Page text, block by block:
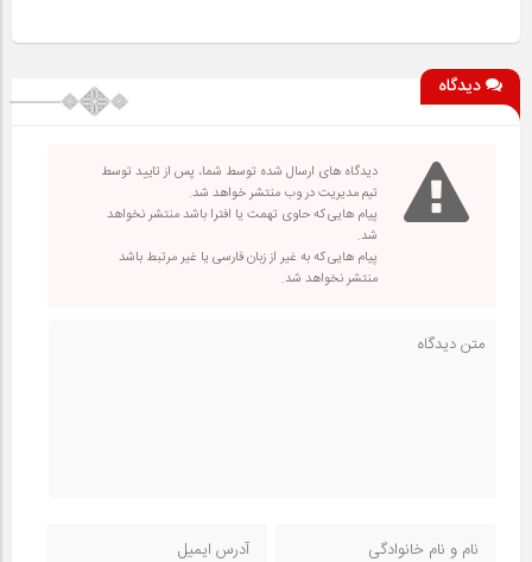
دیدگاه
دیدگاه های ارسال شده توسط شما، پس از تایید توسط
تیم مدیریت در وب منتشر خواهد شد.
پیام هایی که حاوی تهمت یا افترا باشد منتشر نخواهد
شد.
پیام هایی که به غیر از زبان فارسی یا غیر مرتبط باشد
منتشر نخواهد شد.